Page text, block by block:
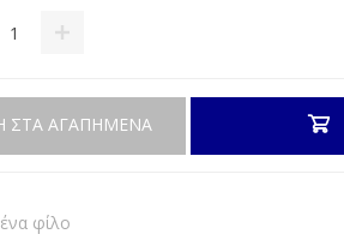
ΣΤΑ ΑΓΑΠΗΜΕΝΑ